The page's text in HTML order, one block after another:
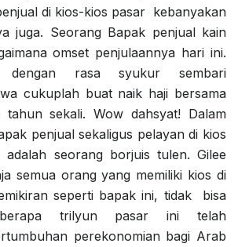
di kios-kios pasar kebanyakan
juga. Seorang Bapak penjual kain
omset penjulaannya hari ini.
dengan rasa syukur sembari
cukuplah buat naik haji bersama
sekali. Wow dahsyat! Dalam
penjual sekaligus pelayan di kios
seorang borjuis tulen. Gilee
semua orang yang memiliki kios di
seperti bapak ini, tidak bisa
berapa trilyun pasar ini telah
perekonomian bagi Arab